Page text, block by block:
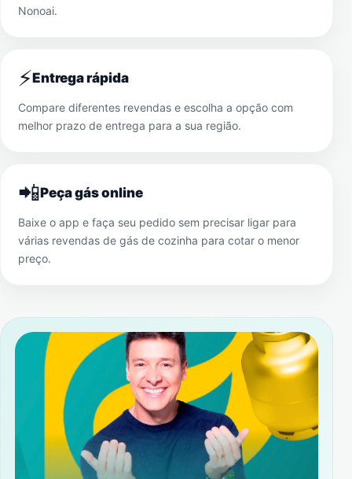
Nonoai.
⚡Entrega rápida
Compare diferentes revendas e escolha a opção com
melhor prazo de entrega para a sua região.
📲Peça gás online
Baixe o app e faça seu pedido sem precisar ligar para
várias revendas de gás de cozinha para cotar o menor
preço.